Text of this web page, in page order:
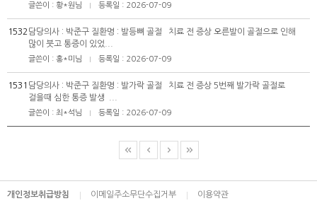
글쓴이 : 황*원님 등록일 : 2026-07-09
1532 담당의사 : 박준구 질환명 : 발등뼈 골절 치료 전 증상 오른발이 골절으로 인해
많이 붓고 통증이 있었...
글쓴이 : 홍*미님 등록일 : 2026-07-09
1531 담당의사 : 박준구 질환명 : 발가락 골절 치료 전 증상 5번째 발가락 골절로
걸을때 심한 통증 발생 ...
글쓴이 : 최*석님 등록일 : 2026-07-09
개인정보취급방침 이메일주소무단수집거부 이용약관